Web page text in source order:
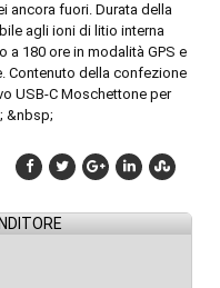
ancora fuori. Durata della
agli ioni di litio interna
a 180 ore in modalità GPS e
Contenuto della confezione
USB-C Moschettone per
&nbsp;